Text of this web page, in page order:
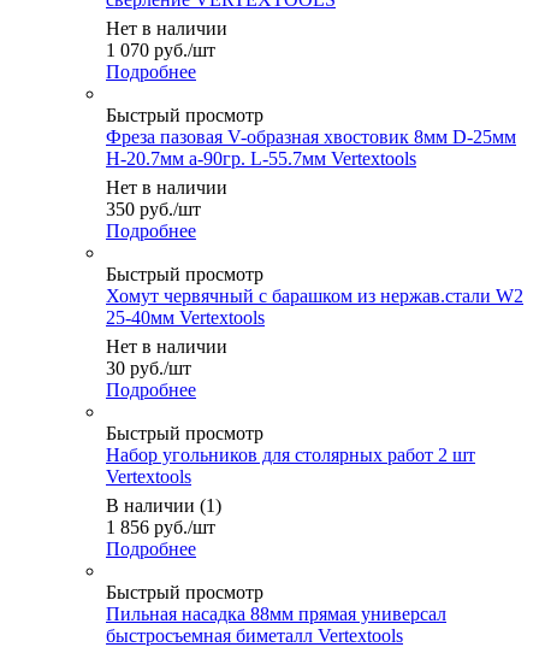
Нет в наличии
1 070 руб./шт
Подробнее
Быстрый просмотр
Фреза пазовая V-образная хвостовик 8мм D-25мм
H-20.7мм а-90гр. L-55.7мм Vertextools
Нет в наличии
350 руб./шт
Подробнее
Быстрый просмотр
Хомут червячный с барашком из нержав.стали W2
25-40мм Vertextools
Нет в наличии
30 руб./шт
Подробнее
Быстрый просмотр
Набор угольников для столярных работ 2 шт
Vertextools
В наличии (1)
1 856 руб./шт
Подробнее
Быстрый просмотр
Пильная насадка 88мм прямая универсал
быстросъемная биметалл Vertextools